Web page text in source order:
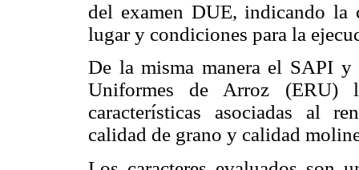
del examen DUE, indicando la
lugar y condiciones para la
De la misma manera el SAPI y
Uniformes de Arroz (ERU)
características asociadas al
calidad de grano y calidad